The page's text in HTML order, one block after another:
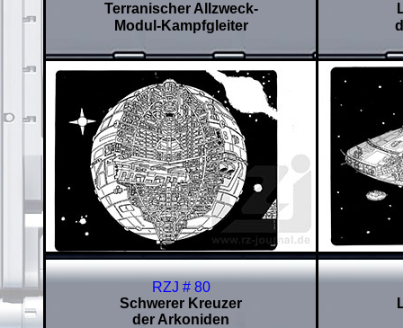
Terranischer A llzweck-
Modul-Kampfgleiter
RZJ # 80
Schwerer Kreuzer
der Arkoniden